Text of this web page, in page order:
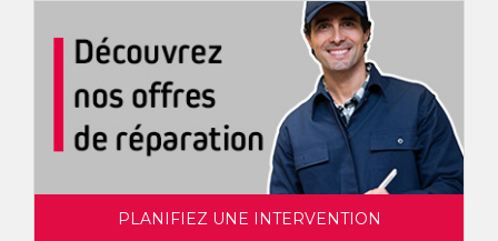
PLANIFIEZ UNE INTERVENTION